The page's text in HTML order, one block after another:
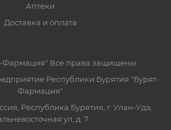
Аптеки
Доставка и оплата
Фармация" Все права защищены
Республики Бурятия "Бурят-
Фармация"
Республика Бурятия, г. Улан-Удэ,
ул, д. 7